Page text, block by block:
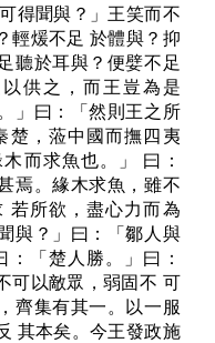
聞與？」王笑而不
輕煖不足 於體與？抑
聽於耳與？便嬖不足
供之，而王豈為是
」曰：「然則王之所
楚，蒞中國而撫四夷
而求魚也。」 曰：
焉。緣木求魚，雖不
若所欲，盡心力而為
與？」曰：「鄒人與
「楚人勝。」曰：
可以敵眾，弱固不 可
齊集有其一。以一服
其本矣。今王發政施